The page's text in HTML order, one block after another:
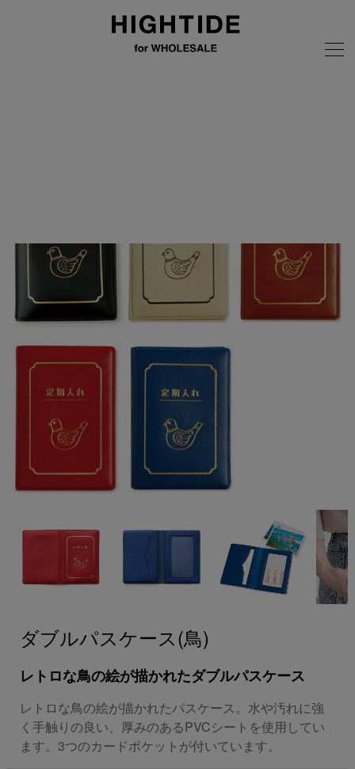
ダブルパスケース(鳥)
レトロな鳥の絵が描かれたダブルパスケース
レトロな鳥の絵が描かれたパスケース。水や汚れに強
く手触りの良い、厚みのあるPVCシートを使用してい
ます。3つのカードポケットが付いています。